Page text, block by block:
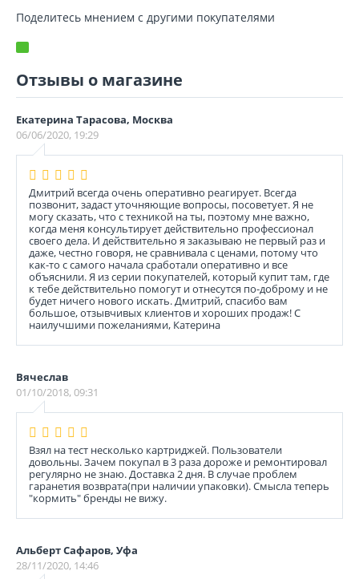
Поделитесь мнением с другими покупателями
Отзывы о магазине
Екатерина Тарасова, Москва
06/06/2020, 19:29
Дмитрий всегда очень оперативно реагирует. Всегда
позвонит, задаст уточняющие вопросы, посоветует. Я не
могу сказать, что с техникой на ты, поэтому мне важно,
когда меня консультирует действительно профессионал
своего дела. И действительно я заказываю не первый раз и
даже, честно говоря, не сравнивала с ценами, потому что
как-то с самого начала сработали оперативно и все
объяснили. Я из серии покупателей, который купит там, где
к тебе действительно помогут и отнесутся по-доброму и не
будет ничего нового искать. Дмитрий, спасибо вам
большое, отзывчивых клиентов и хороших продаж! С
наилучшими пожеланиями, Катерина
Вячеслав
01/10/2018, 09:31
Взял на тест несколько картриджей. Пользователи
довольны. Зачем покупал в 3 раза дороже и ремонтировал
регулярно не знаю. Доставка 2 дня. В случае проблем
гаранетия возврата(при наличии упаковки). Смысла теперь
"кормить" бренды не вижу.
Альберт Сафаров, Уфа
28/11/2020, 14:46